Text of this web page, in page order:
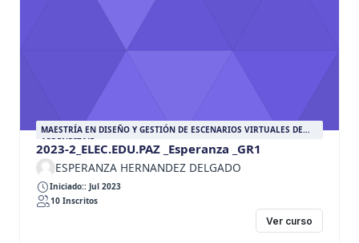
MAESTRÍA EN DISEÑO Y GESTIÓN DE ESCENARIOS VIRTUALES DE
APRENDIZAJE
2023-2_ELEC.EDU.PAZ _Esperanza _GR1
ESPERANZA HERNANDEZ DELGADO
Iniciado:: Jul 2023
10 Inscritos
Ver curso